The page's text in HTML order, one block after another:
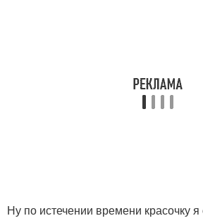
Ну по истечении времени красочку